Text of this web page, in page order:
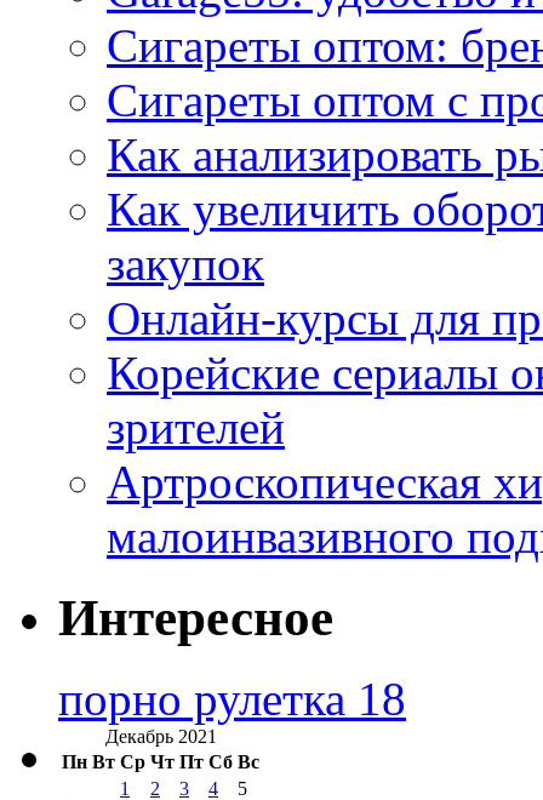
Сигареты оптом:
Сигареты оптом с
Как анализировать
Как увеличить
закупок
Онлайн-курсы для
Корейские сериалы
зрителей
Артроскопическая
малоинвазивного
Интересное
порно рулетка 18
Декабрь 2021
Пн Вт Ср Чт Пт Сб Вс
1 2 3 4
5